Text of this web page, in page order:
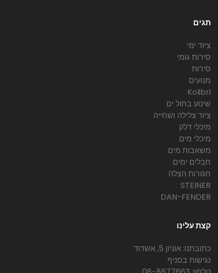
תגים
ציוד ימי
סירות גומי
סירות
מנועים
Kolibri
שינוע בחול ים
ציוד צלילה ושחייה
מיכלי דלק
מיכלי מים
משאבות מים
חבלים ימים
חגורות הצלה
STEINER
DAN-FENDER
קצת עלינו
כתובתנו: אוניון 5, אשדוד
נגישות בסניף